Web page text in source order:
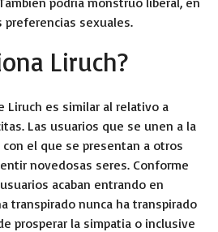
preferencias sexuales.
Liruch?
Liruch es similar al relativo a
Las usuarios que se unen a la
el que se presentan a otros
novedosas seres. Conforme
acaban entrando en
transpirado nunca ha transpirado
prosperar la simpatia o inclusive